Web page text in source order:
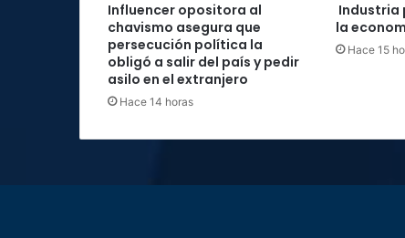
Influencer opositora al
chavismo asegura que
persecución política la
obligó a salir del país y pedir
asilo en el extranjero
Hace 14 horas
Industria
la
Hace 15